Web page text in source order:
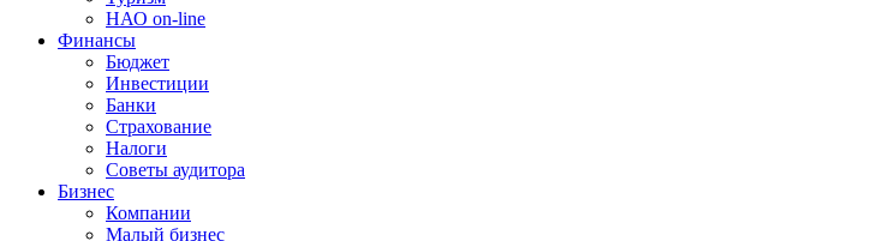
НАО on-line
Финансы
Бюджет
Инвестиции
Банки
Страхование
Налоги
Советы аудитора
Бизнес
Компании
Малый бизнес